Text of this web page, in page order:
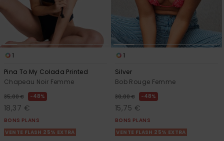
1
Pina To My Colada Printed
Chapeau Noir Femme
35,00 € 48%
18,37 €
BONS PLANS
VENTE FLASH 25% EXTRA
1
Silver
Bob Rouge Femme
30,00 € 48%
15,75 €
BONS PLANS
VENTE FLASH 25% EXTRA